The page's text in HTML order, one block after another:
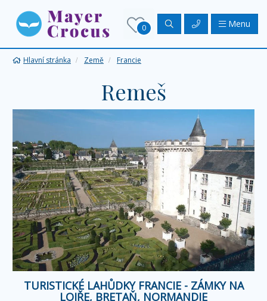
0 Menu
Hlavní stránka Země Francie
Remeš
TURISTICKÉ LAHŮDKY FRANCIE - ZÁMKY NA
LOIŘE, BRETAŇ, NORMANDIE